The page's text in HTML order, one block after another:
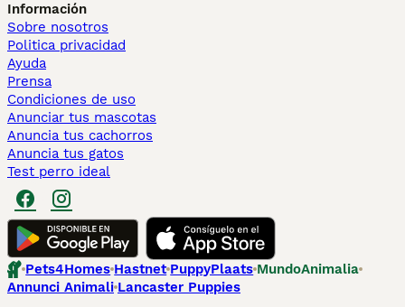
Información
Sobre nosotros
Politica privacidad
Ayuda
Prensa
Condiciones de uso
Anunciar tus mascotas
Anuncia tus cachorros
Anuncia tus gatos
Test perro ideal
Pets4Homes Hastnet PuppyPlaats MundoAnimalia
Annunci Animali Lancaster Puppies